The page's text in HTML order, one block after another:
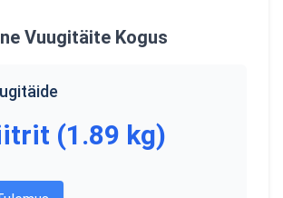
Vuugitäite Kogus
(1.89 kg)